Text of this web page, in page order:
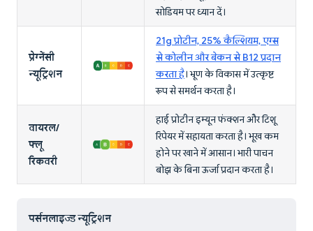
सोडियम पर ध्यान दें।
प्रेग्नेंसी
न्यूट्रिशन
21g प्रोटीन, 25% कैल्शियम, एग्स
से कोलीन और बेकन से B12 प्रदान
करता है। भ्रूण के विकास में उत्कृष्ट
रूप से समर्थन करता है।
वायरल/
फ्लू
रिकवरी
हाई प्रोटीन इम्यून फंक्शन और टिशू
रिपेयर में सहायता करता है। भूख कम
होने पर खाने में आसान। भारी पाचन
बोझ के बिना ऊर्जा प्रदान करता है।
पर्सनलाइज्ड न्यूट्रिशन